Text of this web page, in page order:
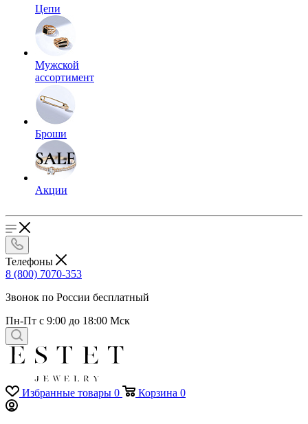
Цепи
Мужской
ассортимент
Броши
Акции
Телефоны
8 (800) 7070-353
Звонок по России бесплатный
Пн-Пт с 9:00 до 18:00 Мск
Избранные товары 0 Корзина 0